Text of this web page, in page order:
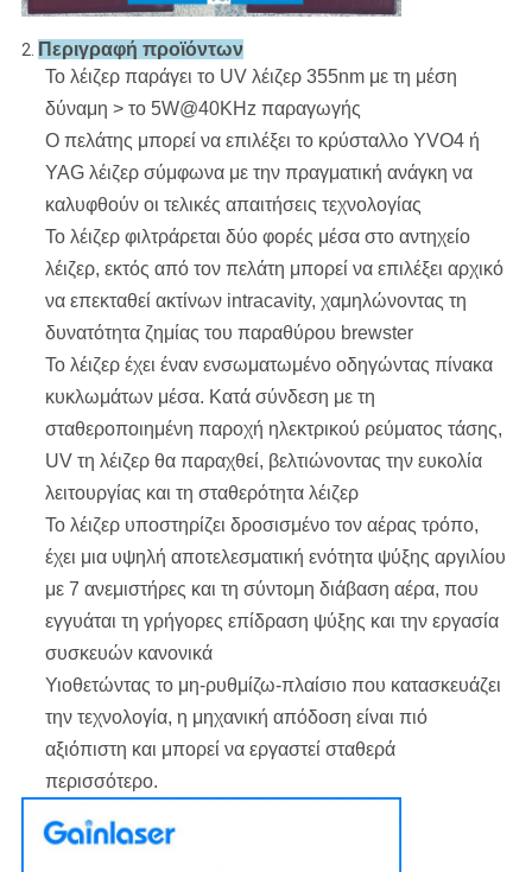
2. Περιγραφή προϊόντων
Το λέιζερ παράγει το UV λέιζερ 355nm με τη μέση
δύναμη > το 5W@40KHz παραγωγής
Ο πελάτης μπορεί να επιλέξει το κρύσταλλο YVO4 ή
YAG λέιζερ σύμφωνα με την πραγματική ανάγκη να
καλυφθούν οι τελικές απαιτήσεις τεχνολογίας
Το λέιζερ φιλτράρεται δύο φορές μέσα στο αντηχείο
λέιζερ, εκτός από τον πελάτη μπορεί να επιλέξει αρχικό
να επεκταθεί ακτίνων intracavity, χαμηλώνοντας τη
δυνατότητα ζημίας του παραθύρου brewster
Το λέιζερ έχει έναν ενσωματωμένο οδηγώντας πίνακα
κυκλωμάτων μέσα. Κατά σύνδεση με τη
σταθεροποιημένη παροχή ηλεκτρικού ρεύματος τάσης,
UV τη λέιζερ θα παραχθεί, βελτιώνοντας την ευκολία
λειτουργίας και τη σταθερότητα λέιζερ
Το λέιζερ υποστηρίζει δροσισμένο τον αέρας τρόπο,
έχει μια υψηλή αποτελεσματική ενότητα ψύξης αργιλίου
με 7 ανεμιστήρες και τη σύντομη διάβαση αέρα, που
εγγυάται τη γρήγορες επίδραση ψύξης και την εργασία
συσκευών κανονικά
Υιοθετώντας το μη-ρυθμίζω-πλαίσιο που κατασκευάζει
την τεχνολογία, η μηχανική απόδοση είναι πιό
αξιόπιστη και μπορεί να εργαστεί σταθερά
περισσότερο.